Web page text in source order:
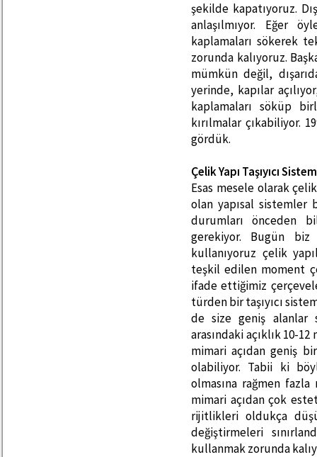
şekilde kapatıyoruz.
anlaşılmıyor. Eğer
kaplamaları sökerek
zorunda kalıyoruz.
mümkün değil,
yerinde, kapılar
kaplamaları söküp
kırılmalar çıkabiliyor.
gördük.
Çelik Yapı Taşıyıcı
Esas mesele olarak
olan yapısal sistemler
durumları önceden
gerekiyor. Bugün
kullanıyoruz çelik
teşkil edilen moment
ifade ettiğimiz
türden bir taşıyıcı
de size geniş alanlar
arasındaki açıklık 10-
mimari açıdan geniş
olabiliyor. Tabii ki
olmasına rağmen
mimari açıdan çok
rijitlikleri oldukça
değiştirmeleri
kullanmak zorunda